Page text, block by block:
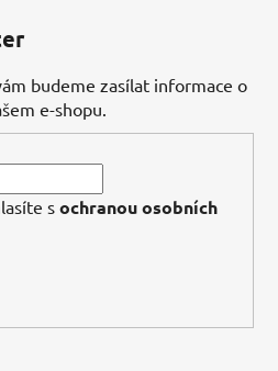
budeme zasílat informace o
e-shopu.
s ochranou osobních